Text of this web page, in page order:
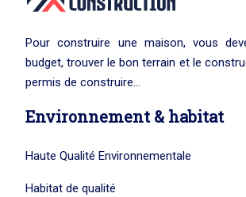
Pour construire une maison, vous
budget, trouver le bon terrain et le
permis de construire…
Environnement & habitat
Haute Qualité Environnementale
Habitat de qualité